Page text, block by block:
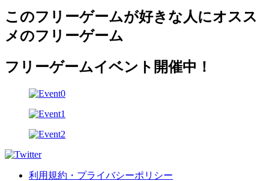
このフリーゲームが好きな人にオスス
メのフリーゲーム
フリーゲームイベント開催中！
利用規約・プライバシーポリシー